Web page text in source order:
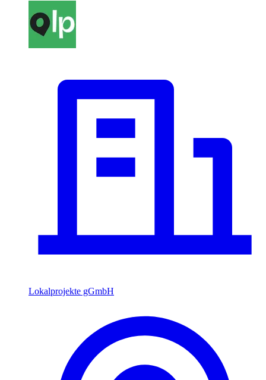
Lokalprojekte gGmbH